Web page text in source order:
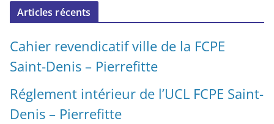
Articles récents
Cahier revendicatif ville de la FCPE
Saint-Denis – Pierrefitte
Réglement intérieur de l’UCL FCPE Saint-
Denis – Pierrefitte